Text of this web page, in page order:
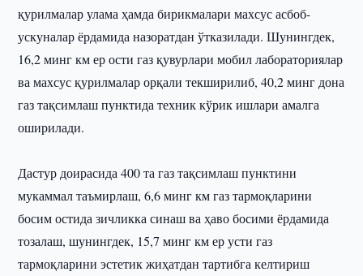
қурилмалар улама ҳамда бирикмалари махсус асбоб-
ускуналар ёрдамида назоратдан ўтказилади. Шунингдек,
16,2 минг км ер ости газ қувурлари мобил лабораториялар
ва махсус қурилмалар орқали текширилиб, 40,2 минг дона
газ тақсимлаш пунктида техник кўрик ишлари амалга
оширилади.
Дастур доирасида 400 та газ тақсимлаш пунктини
мукаммал таъмирлаш, 6,6 минг км газ тармоқларини
босим остида зичликка синаш ва ҳаво босими ёрдамида
тозалаш, шунингдек, 15,7 минг км ер усти газ
тармоқларини эстетик жиҳатдан тартибга келтириш